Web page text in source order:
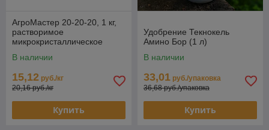
АгроМастер 20-20-20, 1 кг,
растворимое
микрокристаллическое
В наличии
15,12 руб./кг
20,16 руб./кг
Купить
Удобрение Текнокель
Амино Бор (1 л)
В наличии
33,01 руб./упаковка
36,68 руб./упаковка
Купить